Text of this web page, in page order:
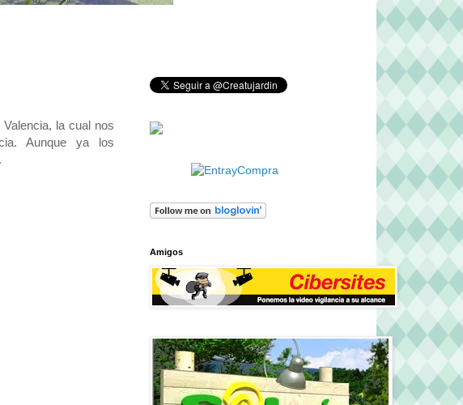
la cual nos
Aunque ya los
Amigos